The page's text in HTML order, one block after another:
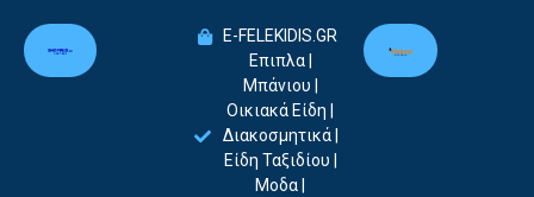
E-FELEKIDIS.GR
Επιπλα |
Μπάνιου |
Οικιακά Είδη |
Διακοσμητικά |
Είδη Ταξιδίου |
Μοδα |